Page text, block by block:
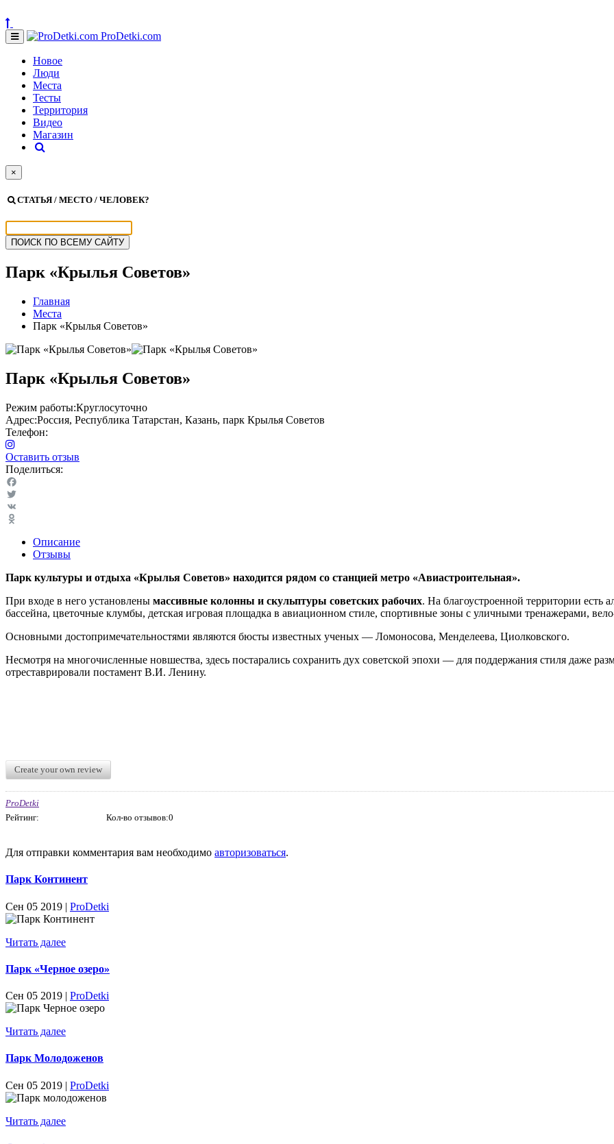
ProDetki.com
Новое
Люди
Места
Тесты
Территория
Видео
Магазин
×
СТАТЬЯ / МЕСТО / ЧЕЛОВЕК?
Парк «Крылья Советов»
Главная
Места
Парк «Крылья Советов»
Парк «Крылья Советов»
Режим работы:Круглосуточно
Адрес:Россия, Республика Татарстан, Казань, парк Крылья Советов
Телефон:
Оставить отзыв
Поделиться:
Facebook
Twitter
VK
Описание
Отзывы
Парк культуры и отдыха «Крылья Советов» находится рядом со станцией метро «Авиастроительная».
При входе в него установлены массивные колонны и скульптуры советских рабочих. На благоустроенной территории
бассейна, цветочные клумбы, детская игровая площадка в авиационном стиле, спортивные зоны с уличными тренажерами,
Основными достопримечательностями являются бюсты известных ученых — Ломоносова, Менделеева, Циолковского.
Несмотря на многочисленные новшества, здесь постарались сохранить дух советской эпохи — для поддержания стиля даже
отреставрировали постамент В.И. Ленину.
Create your own review
ProDetki
Рейтинг:
Кол-во отзывов:0
Для отправки комментария вам необходимо авторизоваться.
Парк Континент
Сен 05 2019 | ProDetki
Читать далее
Парк «Черное озеро»
Сен 05 2019 | ProDetki
Читать далее
Парк Молодоженов
Сен 05 2019 | ProDetki
Читать далее